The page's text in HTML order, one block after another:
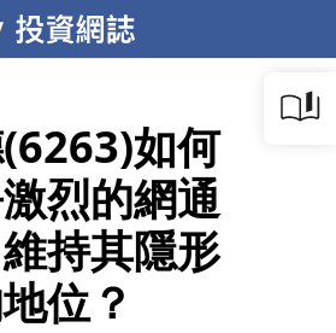
如何
烈的網通
持其隱形
位？